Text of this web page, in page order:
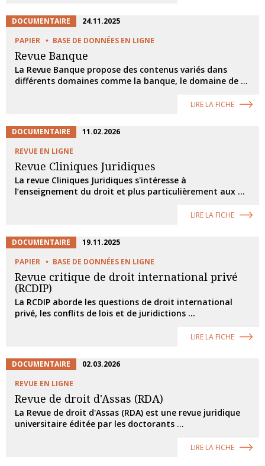
DOCUMENTAIRE
24.11.2025
PAPIER
BASE DE DONNÉES EN LIGNE
Revue Banque
La Revue Banque propose des contenus variés dans
différents domaines comme la banque, le domaine de ...
LIRE LA FICHE
DOCUMENTAIRE
11.02.2026
REVUE EN LIGNE
Revue Cliniques Juridiques
La revue Cliniques Juridiques s'intéresse à
l’enseignement du droit et plus particulièrement aux ...
LIRE LA FICHE
DOCUMENTAIRE
19.11.2025
PAPIER
BASE DE DONNÉES EN LIGNE
Revue critique de droit international privé
(RCDIP)
La RCDIP aborde les questions de droit international
privé, les conflits de lois et de juridictions ...
LIRE LA FICHE
DOCUMENTAIRE
02.03.2026
REVUE EN LIGNE
Revue de droit d'Assas (RDA)
La Revue de droit d'Assas (RDA) est une revue juridique
universitaire éditée par les doctorants ...
LIRE LA FICHE